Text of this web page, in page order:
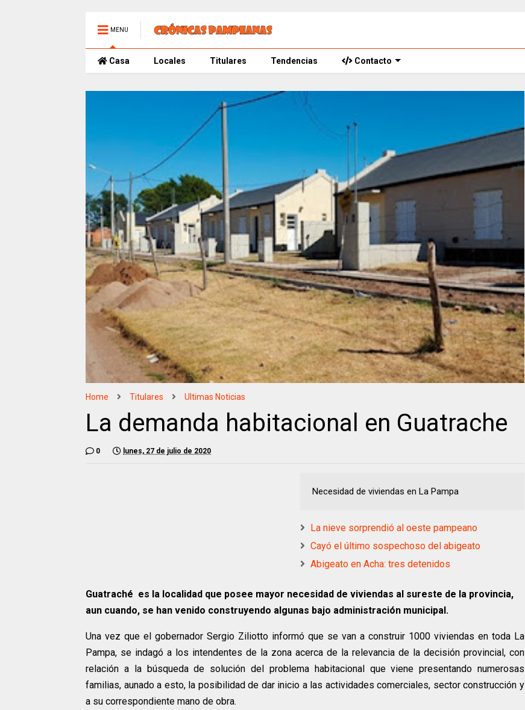
MENU
Casa Locales Titulares Tendencias Contacto
Home Titulares Ultimas Noticias
La demanda habitacional en Guatrache
0 lunes, 27 de julio de 2020
Necesidad de viviendas en La Pampa
La nieve sorprendió al oeste pampeano
Cayó el último sospechoso del abigeato
Abigeato en Acha: tres detenidos
Guatraché es la localidad que posee mayor necesidad de viviendas al sureste de la provincia,
aun cuando, se han venido construyendo algunas bajo administración municipal.
Una vez que el gobernador Sergio Ziliotto informó que se van a construir 1000 viviendas en toda La
Pampa, se indagó a los intendentes de la zona acerca de la relevancia de la decisión provincial, con
relación a la búsqueda de solución del problema habitacional que viene presentando numerosas
familias, aunado a esto, la posibilidad de dar inicio a las actividades comerciales, sector construcción y
a su correspondiente mano de obra.